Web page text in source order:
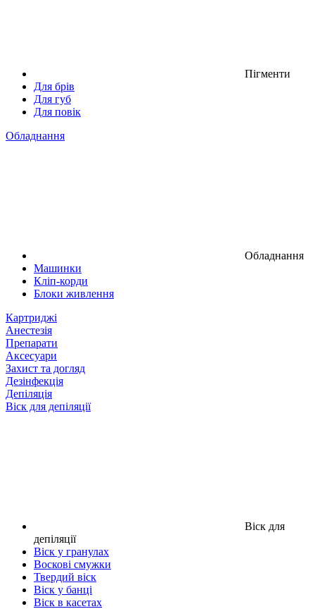
Пігменти
Для брів
Для губ
Для повік
Обладнання
Обладнання
Машинки
Кліп-корди
Блоки живлення
Картриджі
Анестезія
Препарати
Аксесуари
Захист та догляд
Дезінфекція
Депіляція
Віск для депіляції
Віск для
депіляції
Віск у гранулах
Воскові смужки
Твердий віск
Віск у банці
Віск в касетах